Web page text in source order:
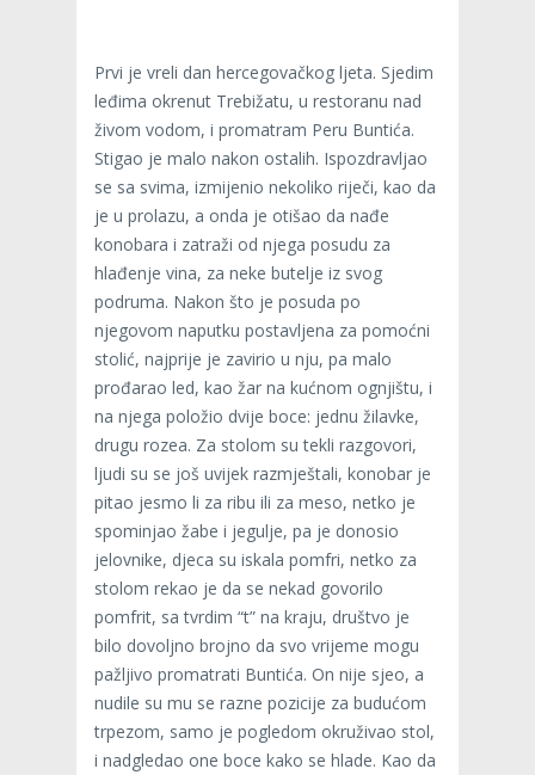
Prvi je vreli dan hercegovačkog ljeta. Sjedim
leđima okrenut Trebižatu, u restoranu nad
živom vodom, i promatram Peru Buntića.
Stigao je malo nakon ostalih. Ispozdravljao
se sa svima, izmijenio nekoliko riječi, kao da
je u prolazu, a onda je otišao da nađe
konobara i zatraži od njega posudu za
hlađenje vina, za neke butelje iz svog
podruma. Nakon što je posuda po
njegovom naputku postavljena za pomoćni
stolić, najprije je zavirio u nju, pa malo
prođarao led, kao žar na kućnom ognjištu, i
na njega položio dvije boce: jednu žilavke,
drugu rozea. Za stolom su tekli razgovori,
ljudi su se još uvijek razmještali, konobar je
pitao jesmo li za ribu ili za meso, netko je
spominjao žabe i jegulje, pa je donosio
jelovnike, djeca su iskala pomfri, netko za
stolom rekao je da se nekad govorilo
pomfrit, sa tvrdim “t” na kraju, društvo je
bilo dovoljno brojno da svo vrijeme mogu
pažljivo promatrati Buntića. On nije sjeo, a
nudile su mu se razne pozicije za budućom
trpezom, samo je pogledom okruživao stol,
i nadgledao one boce kako se hlade. Kao da